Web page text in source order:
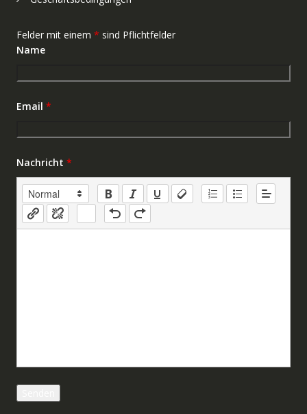
Felder mit einem * sind Pflichtfelder
Name
Email *
Nachricht *